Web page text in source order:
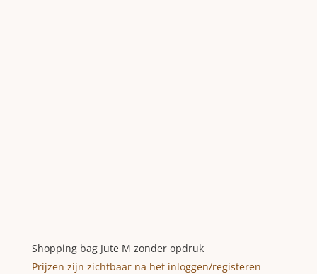
Shopping bag Jute M zonder opdruk
Prijzen zijn zichtbaar na het inloggen/registeren